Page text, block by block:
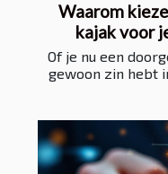
Waarom
kajak voor
Of je nu een
gewoon zin hebt